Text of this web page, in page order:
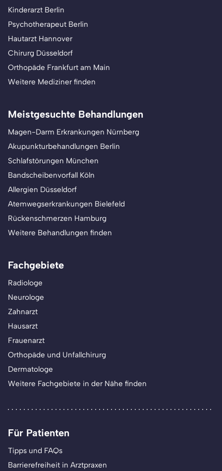
Kinderarzt Berlin
Psychotherapeut Berlin
Hautarzt Hannover
Chirurg Düsseldorf
Orthopäde Frankfurt am Main
Weitere Mediziner finden
Meistgesuchte Behandlungen
Magen-Darm Erkrankungen Nürnberg
Akupunkturbehandlungen Berlin
Schlafstörungen München
Bandscheibenvorfall Köln
Allergien Düsseldorf
Atemwegserkrankungen Bielefeld
Rückenschmerzen Hamburg
Weitere Behandlungen finden
Fachgebiete
Radiologe
Neurologe
Zahnarzt
Hausarzt
Frauenarzt
Orthopäde und Unfallchirurg
Dermatologe
Weitere Fachgebiete in der Nähe finden
Für Patienten
Tipps und FAQs
Barrierefreiheit in Arztpraxen